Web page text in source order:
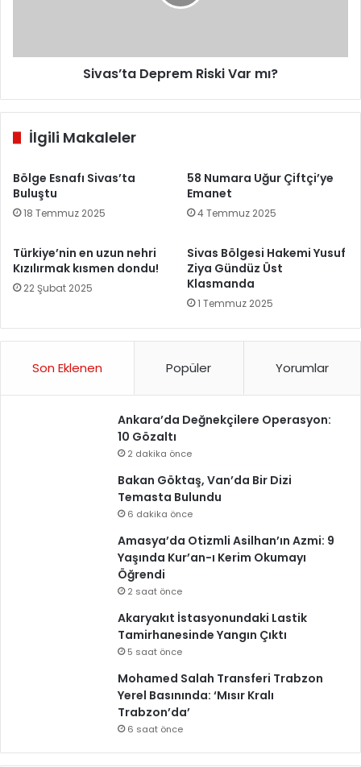
Sivas’ta Deprem Riski Var mı?
İlgili Makaleler
Bölge Esnafı Sivas’ta
Buluştu
18 Temmuz 2025
58 Numara Uğur Çiftçi’ye
Emanet
4 Temmuz 2025
Türkiye’nin en uzun nehri
Kızılırmak kısmen dondu!
22 Şubat 2025
Sivas Bölgesi Hakemi Yusuf
Ziya Gündüz Üst
Klasmanda
1 Temmuz 2025
Son Eklenen Popüler Yorumlar
Ankara’da Değnekçilere Operasyon:
10 Gözaltı
2 dakika önce
Bakan Göktaş, Van’da Bir Dizi
Temasta Bulundu
6 dakika önce
Amasya’da Otizmli Asilhan’ın Azmi: 9
Yaşında Kur’an-ı Kerim Okumayı
Öğrendi
2 saat önce
Akaryakıt İstasyonundaki Lastik
Tamirhanesinde Yangın Çıktı
5 saat önce
Mohamed Salah Transferi Trabzon
Yerel Basınında: ‘Mısır Kralı
Trabzon’da’
6 saat önce